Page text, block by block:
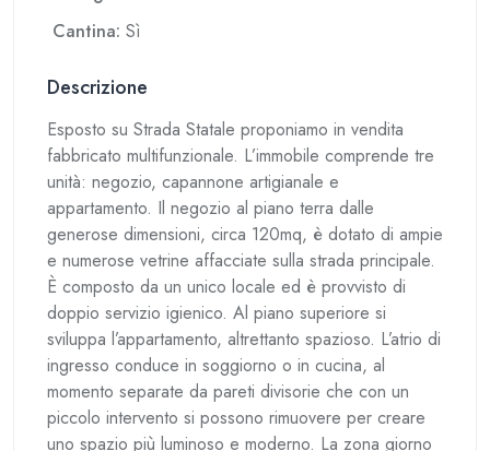
Cantina: Sì
Descrizione
Esposto su Strada Statale proponiamo in vendita
fabbricato multifunzionale. L’immobile comprende tre
unità: negozio, capannone artigianale e
appartamento. Il negozio al piano terra dalle
generose dimensioni, circa 120mq, è dotato di ampie
e numerose vetrine affacciate sulla strada principale.
È composto da un unico locale ed è provvisto di
doppio servizio igienico. Al piano superiore si
sviluppa l’appartamento, altrettanto spazioso. L’atrio di
ingresso conduce in soggiorno o in cucina, al
momento separate da pareti divisorie che con un
piccolo intervento si possono rimuovere per creare
uno spazio più luminoso e moderno. La zona giorno